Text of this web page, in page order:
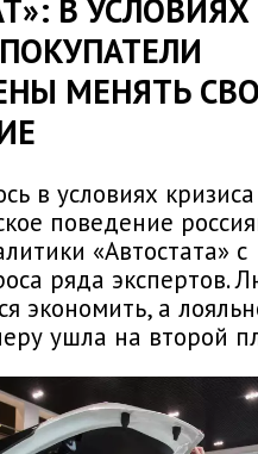
В УСЛОВИЯХ
МЕНЯТЬ
в условиях кризиса
поведение
«Автостата» с
ряда экспертов.
экономить, а
ушла на второй